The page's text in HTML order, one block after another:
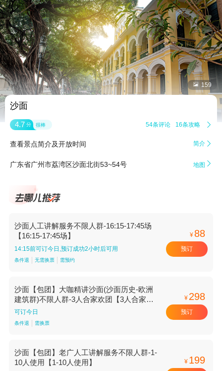
 159
沙面
4.7 分 很棒 54条评论 16条攻略 
查看景点简介及开放时间 简介 
广东省广州市荔湾区沙面北街53~54号 地图 
沙面人工讲解服务不限人群-16:15-17:45场
【16:15-17:45场】
14:15前可订今日,预订成功2小时后可用
条件退 无需换票 需预约
¥ 88
预订
沙面【包团】大咖精讲沙面(沙面历史-欧洲
建筑群)不限人群-3人合家欢团【3人合家欢
团】
可订今日
条件退 需换票
¥ 298
预订
沙面【包团】老广人工讲解服务不限人群-1-
10人使用【1-10人使用】
¥ 199
